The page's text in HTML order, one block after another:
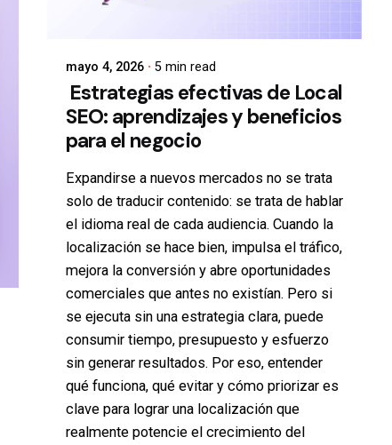
mayo 4, 2026 5 min read
Estrategias efectivas de Local
SEO: aprendizajes y beneficios
para el negocio
Expandirse a nuevos mercados no se trata
solo de traducir contenido: se trata de hablar
el idioma real de cada audiencia. Cuando la
localización se hace bien, impulsa el tráfico,
mejora la conversión y abre oportunidades
comerciales que antes no existían. Pero si
se ejecuta sin una estrategia clara, puede
consumir tiempo, presupuesto y esfuerzo
sin generar resultados. Por eso, entender
qué funciona, qué evitar y cómo priorizar es
clave para lograr una localización que
realmente potencie el crecimiento del